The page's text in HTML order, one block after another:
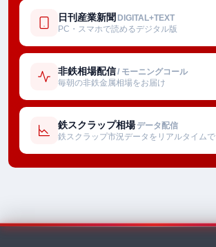
日刊産業新聞 DIGITAL+TEXT
PC・スマホで読めるデジタル版
非鉄相場配信/ モーニングコール
毎朝の非鉄金属相場をお届け
鉄スクラップ相場 データ配信
鉄スクラップ市況データをリアルタイムで